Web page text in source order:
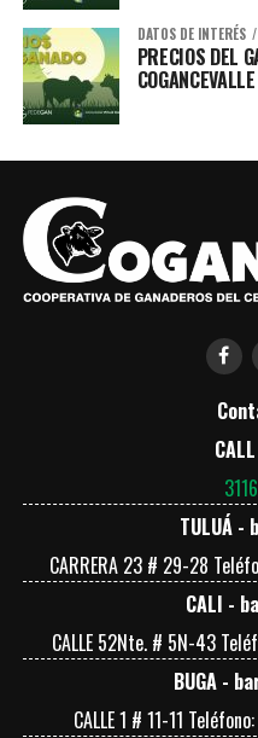
DATOS DE INTERÉS
PRECIOS DEL
COGANCEVALLE
TULUÁ
CARRERA 23 # 29-28
CALI -
CALLE 52Nte. # 5N-43
BUGA -
CALLE 1 # 11-11 Teléfono: